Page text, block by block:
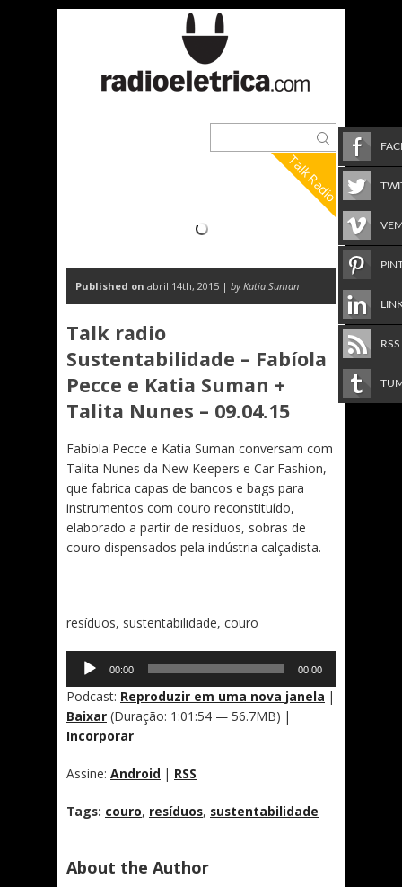
Talk Radio
Published on abril 14th, 2015 | by Katia Suman
Talk radio
Sustentabilidade – Fabíola
Pecce e Katia Suman +
Talita Nunes – 09.04.15
Fabíola Pecce e Katia Suman conversam com
Talita Nunes da New Keepers e Car Fashion,
que fabrica capas de bancos e bags para
instrumentos com couro reconstituído,
elaborado a partir de resíduos, sobras de
couro dispensados pela indústria calçadista.
resíduos, sustentabilidade, couro
Tocador
áudio
00:00 00:00
Podcast: Reproduzir em uma nova janela |
Baixar (Duração: 1:01:54 — 56.7MB) |
Incorporar
Assine: Android | RSS
Tags: couro, resíduos, sustentabilidade
About the Author
RSS